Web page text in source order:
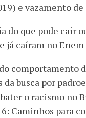
e vazamento
do que pode cair
já caíram no
comportamento
da busca por
o racismo no
Caminhos para